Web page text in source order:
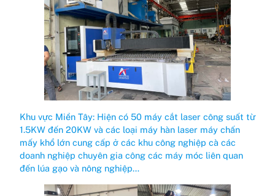
Khu vực Miền Tây: Hiện có 50 máy cắt laser công suất từ
1.5KW đến 20KW và các loại máy hàn laser máy chấn
mấy khổ lớn cung cấp ở các khu công nghiệp cà các
doanh nghiệp chuyên gia công các máy móc liên quan
đến lúa gạo và nông nghiệp…